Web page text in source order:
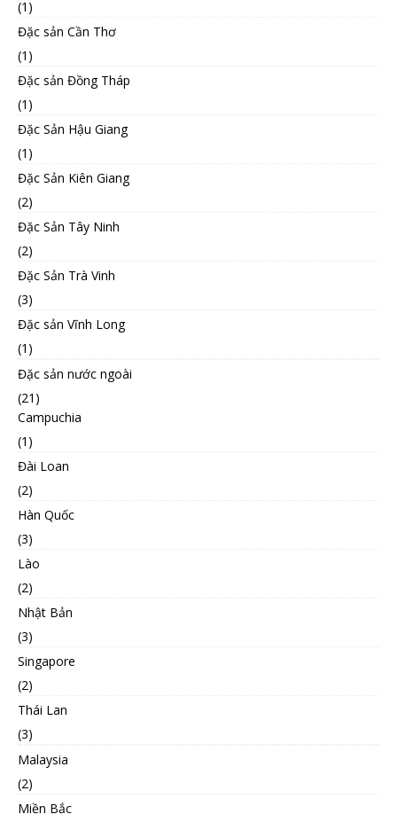
(1)
Đặc sản Cần Thơ
(1)
Đặc sản Đồng Tháp
(1)
Đặc Sản Hậu Giang
(1)
Đặc Sản Kiên Giang
(2)
Đặc Sản Tây Ninh
(2)
Đặc Sản Trà Vinh
(3)
Đặc sản Vĩnh Long
(1)
Đặc sản nước ngoài
(21)
Campuchia
(1)
Đài Loan
(2)
Hàn Quốc
(3)
Lào
(2)
Nhật Bản
(3)
Singapore
(2)
Thái Lan
(3)
Malaysia
(2)
Miền Bắc